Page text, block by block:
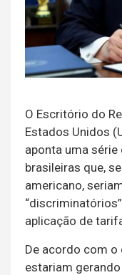
O Escritório do
Estados Unidos
aponta uma
brasileiras que,
americano,
aplicação de
De acordo com
estariam